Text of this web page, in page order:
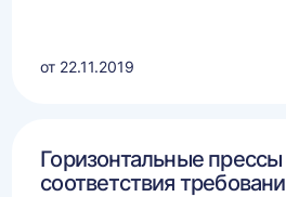
от 22.11.2019
Горизонтальные
соответствия